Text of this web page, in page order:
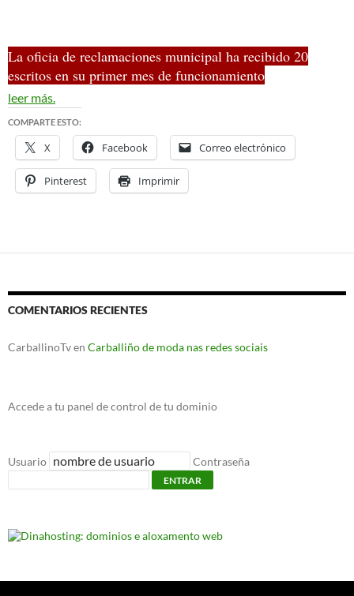
La oficia de reclamaciones municipal ha recibido 20
escritos en su primer mes de funcionamiento
leer más.
COMPARTE ESTO:
X Facebook Correo electrónico
Pinterest Imprimir
COMENTARIOS RECIENTES
CarballinoTven Carballiño de moda nas redes sociais
Accede a tu panel de control de tu dominio
Usuario Contraseña
ENTRAR